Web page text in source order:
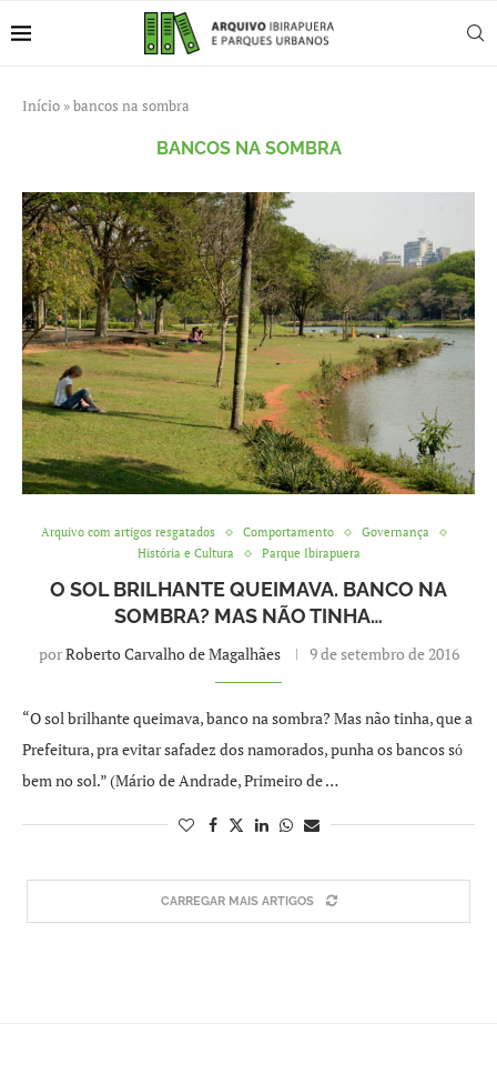
Início »bancos na sombra
BANCOS NA SOMBRA
Arquivo com artigos resgatados Comportamento
Governança
História e Cultura
Parque Ibirapuera
O SOL BRILHANTE QUEIMAVA. BANCO NA
SOMBRA? MAS NÃO TINHA…
porRoberto Carvalho de Magalhães 9 de setembro de 2016
“O sol brilhante queimava, banco na sombra? Mas não tinha, que a
Prefeitura, pra evitar safadez dos namorados, punha os bancos sό
bem no sol.” (Mário de Andrade, Primeiro de …
CARREGAR MAIS ARTIGOS